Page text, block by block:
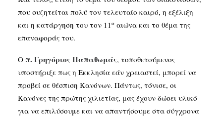
που συζητείται πολύ τον τελευταίο καιρό, η εξέλιξη
και η κατάργηση του τον 11ο αιώνα και το θέμα της
επαναφοράς του.
Ο π. Γρηγόριος Παπαθωμάς, τοποθετούμενος
υποστήριξε πως η Εκκλησία εάν χρειαστεί, μπορεί να
προβεί σε θέσπιση Κανόνων. Πάντως, τόνισε, οι
Κανόνες της πρώτης χιλιετίας, μας έχουν δώσει υλικό
για να επιλύσουμε και να απαντήσουμε στα σύγχρονα